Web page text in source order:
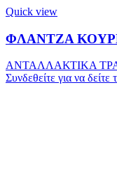
Quick view
ΦΛΑΝΤΖΑ
ΑΝΤΑΛΛΑΚΤΙΚΑ
Συνδεθείτε για να δείτε